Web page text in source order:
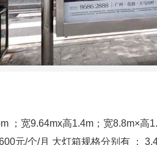
；宽9.64mx高1.4m；宽8.8m×高
元/个/月 大灯箱规格分别有 ：